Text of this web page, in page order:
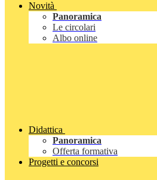
Novità
Panoramica
Le circolari
Albo online
Didattica
Panoramica
Offerta formativa
Progetti e concorsi